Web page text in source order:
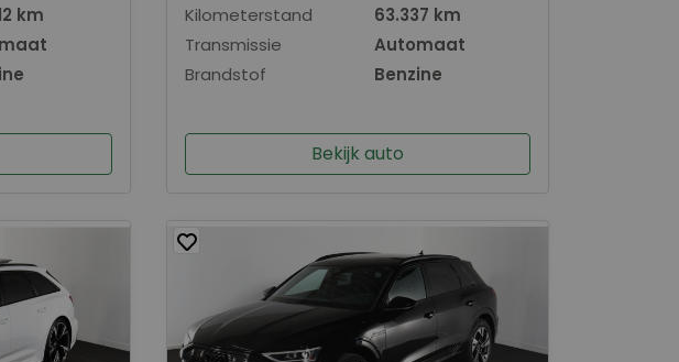
km
Kilometerstand
63.337 km
Transmissie
Automaat
Brandstof
Benzine
Bekijk auto